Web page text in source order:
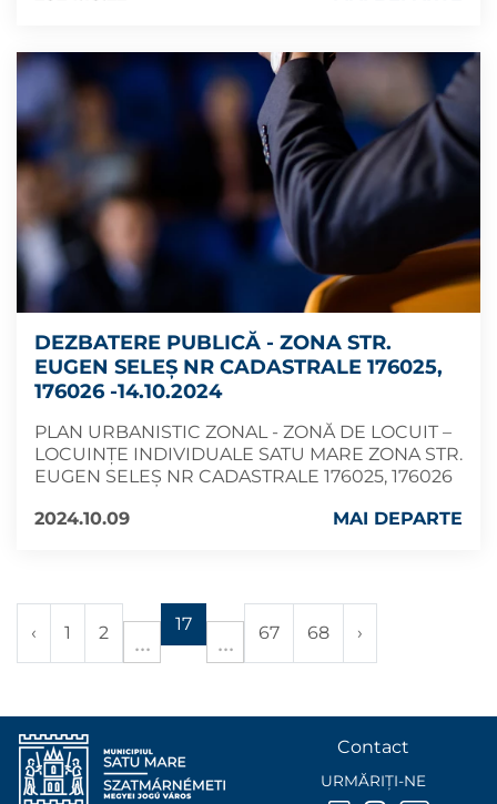
DEZBATERE PUBLICĂ - ZONA STR.
EUGEN SELEȘ NR CADASTRALE 176025,
176026 -14.10.2024
PLAN URBANISTIC ZONAL - ZONĂ DE LOCUIT –
LOCUINȚE INDIVIDUALE SATU MARE ZONA STR.
EUGEN SELEȘ NR CADASTRALE 176025, 176026
2024.10.09
MAI DEPARTE
‹ 1 2 17 67 68 ›
Contact
URMĂRIȚI-NE